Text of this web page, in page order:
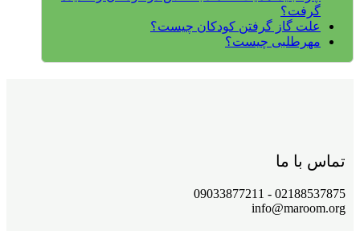
گرفت؟
علت گاز گرفتن کودکان چیست؟
مهرطلبی چیست؟
تماس با ما
02188537875 - 09033877211
info@maroom.org